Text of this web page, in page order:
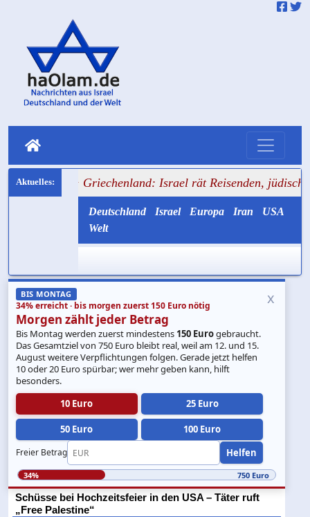
Griechenland: Israel rät Reisenden, jüdische Symbole
Deutschland Israel Europa Iran
USA
Welt
BIS MONTAG
34% erreicht · bis morgen zuerst 150 Euro nötig
Morgen zählt jeder Betrag
Bis Montag werden zuerst mindestens 150 Eurogebraucht.
Das Gesamtziel von 750 Euro bleibt real, weil am 12. und 15.
August weitere Verpflichtungen folgen. Gerade jetzt helfen
10 oder 20 Euro spürbar; wer mehr geben kann, hilft
besonders.
10 Euro
25 Euro
50 Euro 100 Euro
Freier Betrag Helfen
x
34% 750 Euro
Schüsse bei Hochzeitsfeier in den USA – Täter ruft
„Free Palestine“